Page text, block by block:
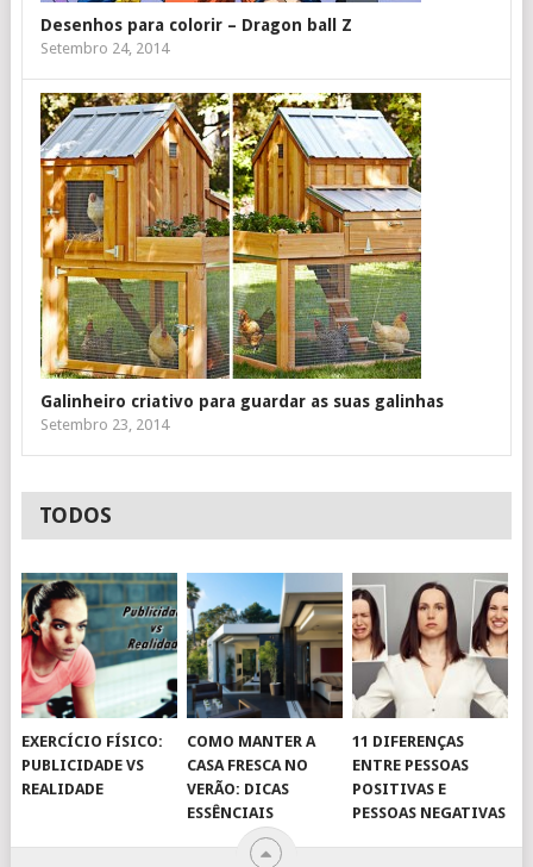
Desenhos para colorir – Dragon ball Z
Setembro 24, 2014
Galinheiro criativo para guardar as suas galinhas
Setembro 23, 2014
TODOS
EXERCÍCIO FÍSICO:
PUBLICIDADE VS
REALIDADE
COMO MANTER A
CASA FRESCA NO
VERÃO: DICAS
ESSÊNCIAIS
11 DIFERENÇAS
ENTRE PESSOAS
POSITIVAS E
PESSOAS NEGATIVAS